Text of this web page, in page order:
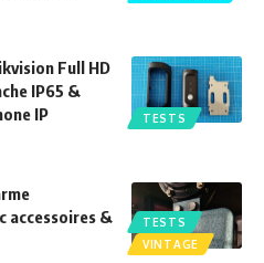
TESTS
Full HD
IP65 &
IP
TESTS
VINTAGE
accessoires &